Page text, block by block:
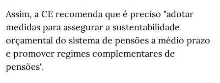
Assim, a CE recomenda que é preciso "adotar
medidas para assegurar a sustentabilidade
orçamental do sistema de pensões a médio prazo
e promover regimes complementares de
pensões".